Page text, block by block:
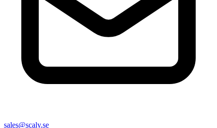
sales@scaly.se